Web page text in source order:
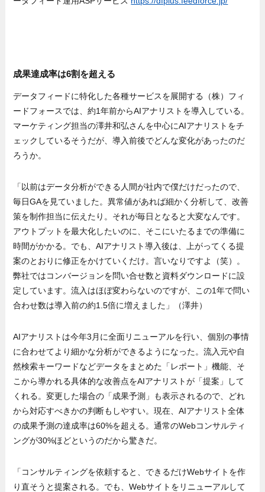
成果達成率は6割を超える
データフィードに特化した各種サービスを展開する（株）フィ
ードフォースでは、約1年前からAIアナリストを導入している。
マーケティング担当の澤井和弘さんを中心にAIアナリストをチ
ェックしているそうだが、導入前後でどんな変化があったのだ
ろうか。
「以前はデータ分析ができる人間が社内で僕だけだったので、
毎日GAを見ていました。異常値があれば細かく分析して、改善
策を制作担当に伝えたり。それが毎日となると大変なんです。
アウトプットを最大化したいのに、そこにいたるまでの準備に
時間がかかる。でも、AIアナリスト導入後は、上がってくる提
案のとおりに修正をかけていくだけ。言いなりですよ（笑）。
弊社ではコンバージョンを問い合せ数と資料ダウンロードに設
定しています。流入はほぼ変わらないのですが、この1年で問い
合わせ数は導入前の約1.5倍に増えました」（澤井）
AIアナリストは今年3月に全面リニューアルを行い、個別の事情
に合わせてより細かな分析ができるようになった。流入元や自
然検索キーワードなどデータをまとめた「レポート」機能、そ
こから導かれる具体的な改善点をAIアナリストが「提案」して
くれる。変更した場合の「成果予測」も表示されるので、どれ
から対応すべきかの判断もしやすい。現在、AIアナリスト全体
の成果予測の達成率は60%を超える。通常のWebコンサルティ
ングが30%ほどというのだから驚きだ。
「コンサルティングを依頼すると、できるだけWebサイトを作
り直そうと提案される。でも、Webサイトをリニューアルして